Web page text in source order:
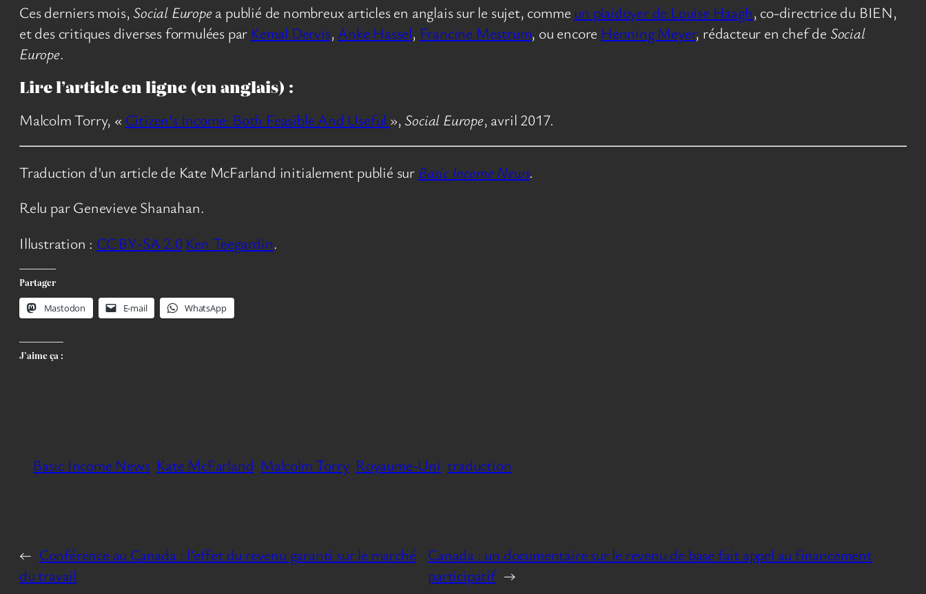
Ces derniers mois, Social Europea publié de nombreux articles en anglais sur le sujet, comme un plaidoyer de Louise Haagh, co-directrice du BIEN,
et des critiques diverses formulées par Kemal Dervis, Anke Hassel, Francine Mestrum, ou encore Henning Meyer, rédacteur en chef de Social
Europe.
Lire l’article en ligne (en anglais) :
Malcolm Torry, « Citizen’s Income: Both Feasible And Useful », Social Europe, avril 2017.
Traduction d’un article de Kate McFarland initialement publié sur Basic Income News.
Relu par Genevieve Shanahan.
Illustration : CC BY-SA 2.0 Ken Teegardin.
Partager
Mastodon E-mail WhatsApp
J’aime ça :
Basic Income News Kate McFarland Malcolm Torry Royaume-Uni traduction
← Conférence au Canada : l’effet du revenu garanti sur le marché
du travail
Canada : un documentaire sur le revenu de base fait appel au financement
participatif →